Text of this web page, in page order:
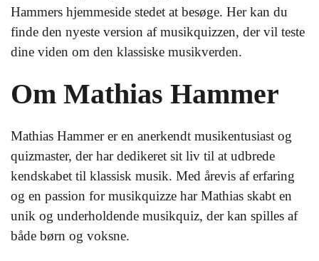
Hammers hjemmeside stedet at besøge. Her kan du
finde den nyeste version af musikquizzen, der vil teste
dine viden om den klassiske musikverden.
Om Mathias Hammer
Mathias Hammer er en anerkendt musikentusiast og
quizmaster, der har dedikeret sit liv til at udbrede
kendskabet til klassisk musik. Med årevis af erfaring
og en passion for musikquizze har Mathias skabt en
unik og underholdende musikquiz, der kan spilles af
både børn og voksne.